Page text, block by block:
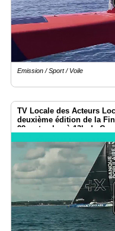
Emission / Sport / Voile
TV Locale des Acteurs
deuxième édition de la
28septembre à 13h de